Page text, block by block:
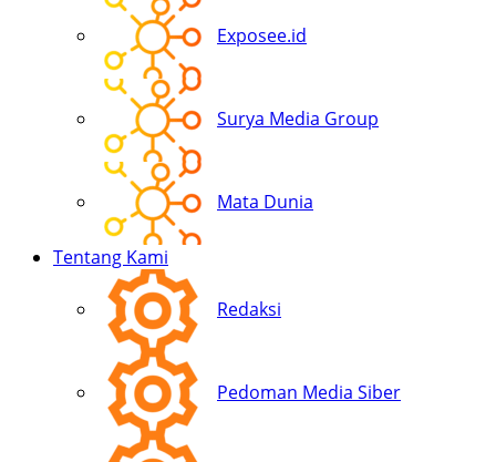
Exposee.id
Surya Media Group
Mata Dunia
Tentang Kami
Redaksi
Pedoman Media Siber